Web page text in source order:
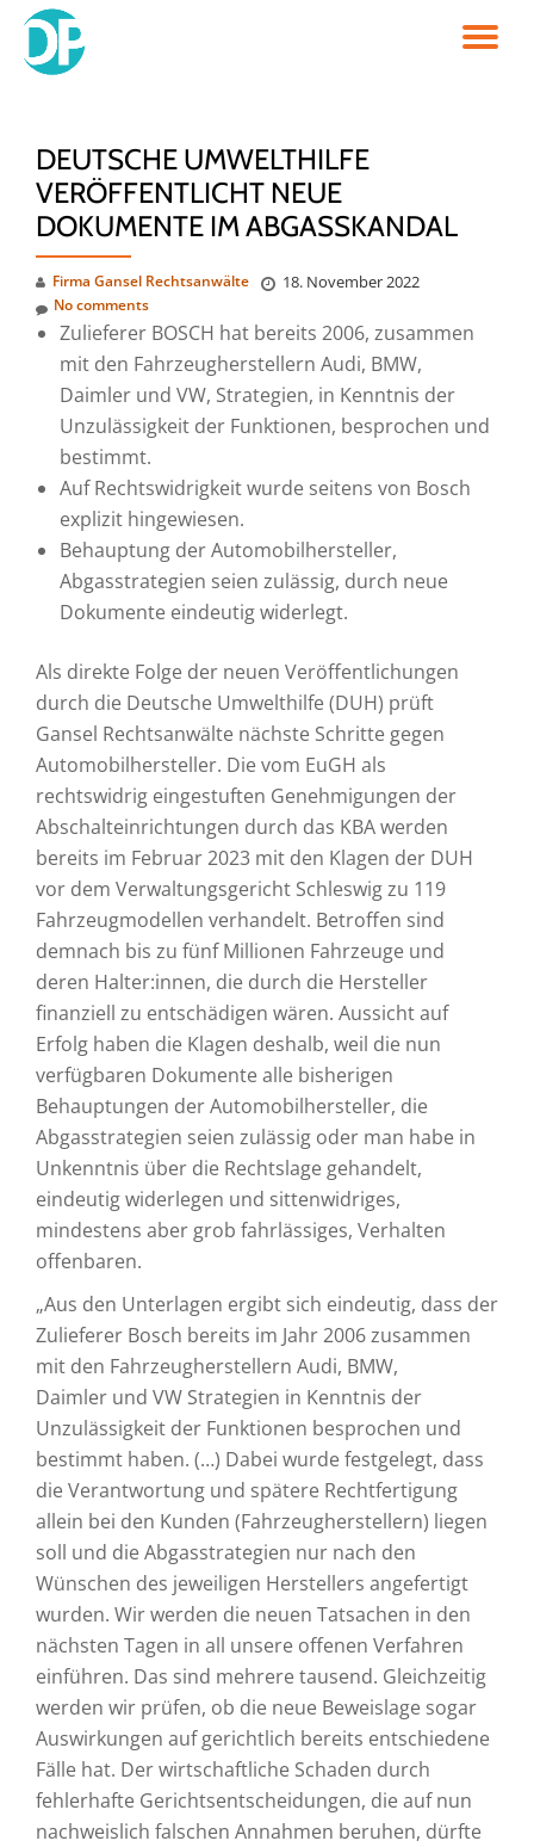
Skip
DEUTSCHE UMWELTHILFE
VERÖFFENTLICHT NEUE
DOKUMENTE IM ABGASSKANDAL
Firma Gansel Rechtsanwälte 18. November 2022
No comments
Zulieferer BOSCH hat bereits 2006, zusammen
mit den Fahrzeugherstellern Audi, BMW,
Daimler und VW, Strategien, in Kenntnis der
Unzulässigkeit der Funktionen, besprochen und
bestimmt.
Auf Rechtswidrigkeit wurde seitens von Bosch
explizit hingewiesen.
Behauptung der Automobilhersteller,
Abgasstrategien seien zulässig, durch neue
Dokumente eindeutig widerlegt.
Als direkte Folge der neuen Veröffentlichungen
durch die Deutsche Umwelthilfe (DUH) prüft
Gansel Rechtsanwälte nächste Schritte gegen
Automobilhersteller. Die vom EuGH als
rechtswidrig eingestuften Genehmigungen der
Abschalteinrichtungen durch das KBA werden
bereits im Februar 2023 mit den Klagen der DUH
vor dem Verwaltungsgericht Schleswig zu 119
Fahrzeugmodellen verhandelt. Betroffen sind
demnach bis zu fünf Millionen Fahrzeuge und
deren Halter:innen, die durch die Hersteller
finanziell zu entschädigen wären. Aussicht auf
Erfolg haben die Klagen deshalb, weil die nun
verfügbaren Dokumente alle bisherigen
Behauptungen der Automobilhersteller, die
Abgasstrategien seien zulässig oder man habe in
Unkenntnis über die Rechtslage gehandelt,
eindeutig widerlegen und sittenwidriges,
mindestens aber grob fahrlässiges, Verhalten
offenbaren.
„Aus den Unterlagen ergibt sich eindeutig, dass der
Zulieferer Bosch bereits im Jahr 2006 zusammen
mit den Fahrzeugherstellern Audi, BMW,
Daimler und VW Strategien in Kenntnis der
Unzulässigkeit der Funktionen besprochen und
bestimmt haben. (…) Dabei wurde festgelegt, dass
die Verantwortung und spätere Rechtfertigung
allein bei den Kunden (Fahrzeugherstellern) liegen
soll und die Abgasstrategien nur nach den
Wünschen des jeweiligen Herstellers angefertigt
wurden. Wir werden die neuen Tatsachen in den
nächsten Tagen in all unsere offenen Verfahren
einführen. Das sind mehrere tausend. Gleichzeitig
werden wir prüfen, ob die neue Beweislage sogar
Auswirkungen auf gerichtlich bereits entschiedene
Fälle hat. Der wirtschaftliche Schaden durch
fehlerhafte Gerichtsentscheidungen, die auf nun
nachweislich falschen Annahmen beruhen, dürfte